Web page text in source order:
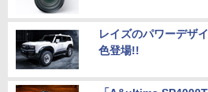
レイズのパワーデザ
色登場!!